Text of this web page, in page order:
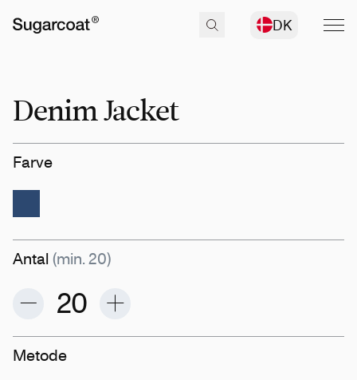
DK
Denim Jacket
Farve
Antal (min. 20)
Metode